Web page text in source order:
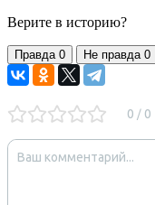
Верите в историю?
Правда 0 Не правда 0
0 / 0